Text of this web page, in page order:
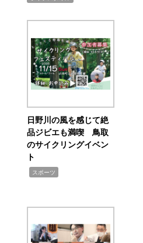
日野川の風を感じて絶
品ジビエも満喫 鳥取
のサイクリングイベン
ト
スポーツ